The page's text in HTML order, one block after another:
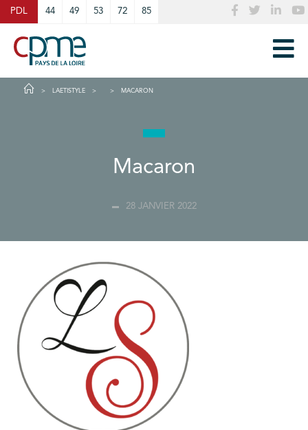
PDL 44 49 53 72 85
LAETISTYLE MACARON
Macaron
28 JANVIER 2022
Cookies management panel